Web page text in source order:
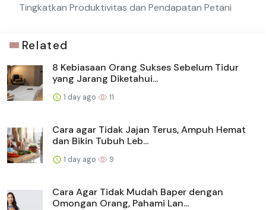
Tingkatkan Produktivitas dan Pendapatan Petani
Related
8 Kebiasaan Orang Sukses Sebelum Tidur
yang Jarang Diketahui...
1 day ago 11
Cara agar Tidak Jajan Terus, Ampuh Hemat
dan Bikin Tubuh Leb...
1 day ago 9
Cara Agar Tidak Mudah Baper dengan
Omongan Orang, Pahami Lan...